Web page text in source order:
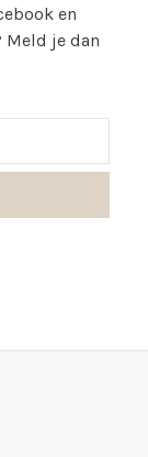
en
Meld je dan